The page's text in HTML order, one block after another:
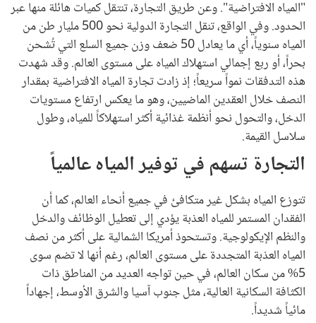
"المياه الافتراضية". وعن طريق التجارة، تنتقل كميات هائلة منها عبر
الحدود. وفي الواقع، تنقل التجارة الدولية نحو 500 مليار طن من
المياه سنوياً، أي ما يعادل 50 ضعف وزن جميع السلع التي تُشحن
بحراً، أو ربع إجمالي استهلاك المياه على مستوى العالم. وقد شهدت
هذه التدفقات نمواً سريعاً؛ إذ زادت تجارة المياه الافتراضية بمقدار
النصف خلال العقدين الماضيين، وهو ما يعكس ارتفاع مستويات
الدخل، والتحول نحو أنظمة غذائية أكثر استهلاكاً للمياه، وطول
سلاسل القيمة.
التجارة تسهم في توفير المياه عالمياً
تتوزع المياه بشكل غير متكافئ في جميع أنحاء العالم، كما أن
الفقدان المستمر للمياه العذبة يؤدي إلى تعطيل الوظائف والدخل
والنظم الإيكولوجية. وتستحوذ أمريكا الشمالية على أكثر من نصف
المياه العذبة المتجددة على مستوى العالم، رغم أنها لا تضم سوى
5% من سكان العالم، في حين تواجه العديد من المناطق ذات
الكثافة السكانية العالية، مثل جنوب آسيا والشرق الأوسط، إجهاداً
مائياً شديداً.